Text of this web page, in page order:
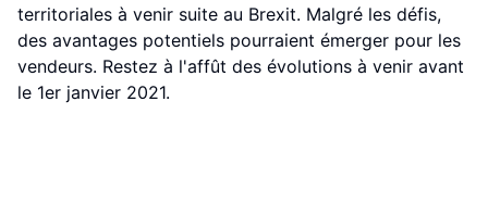
territoriales à venir suite au Brexit. Malgré les défis,
des avantages potentiels pourraient émerger pour les
vendeurs. Restez à l'affût des évolutions à venir avant
le 1er janvier 2021.